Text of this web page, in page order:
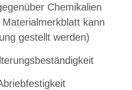
Chemikalien
kann
gestellt werden)